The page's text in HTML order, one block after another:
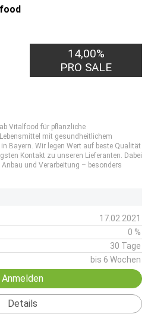
14,00%
PRO SALE
Vitalfood für pflanzliche
mit gesundheitlichem
Bayern. Wir legen Wert auf beste Qualität
Kontakt zu unseren Lieferanten. Dabei
und Verarbeitung – besonders
17.02.2021
0 %
30 Tage
bis 6 Wochen
Anmelden
Details